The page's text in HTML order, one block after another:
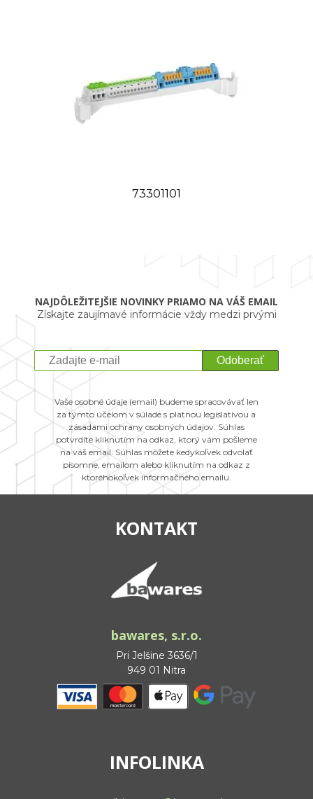
73301101
NAJDÔLEŽITEJŠIE NOVINKY PRIAMO NA VÁŠ EMAIL
Získajte zaujímavé informácie vždy medzi prvými
Odoberať
Vaše osobné údaje (email) budeme spracovávať len
za týmto účelom v súlade s platnou legislatívou a
zásadami ochrany osobných údajov. Súhlas
potvrdíte kliknutím na odkaz, ktorý vám pošleme
na váš email. Súhlas môžete kedykoľvek odvolať
písomne, emailom alebo kliknutím na odkaz z
ktoréhokoľvek informačného emailu.
KONTAKT
bawares, s.r.o.
Pri Jelšine 3636/1
949 01 Nitra
INFOLINKA